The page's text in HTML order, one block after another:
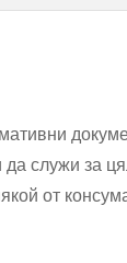
служи за
от